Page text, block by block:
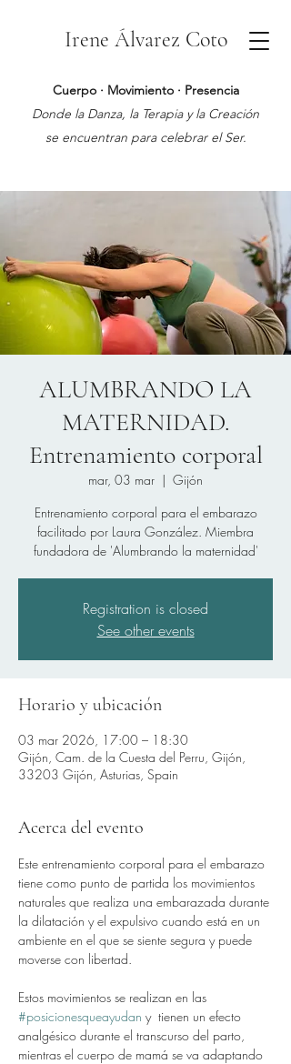
Irene Álvarez Coto
Cuerpo · Movimiento · Presencia
Donde la Danza, la Terapia y la Creación
se encuentran para celebrar el Ser.
ALUMBRANDO LA
MATERNIDAD.
Entrenamiento corporal
mar, 03 mar
  |
Gijón
Entrenamiento corporal para el embarazo
facilitado por Laura González. Miembra
fundadora de 'Alumbrando la maternidad'
Registration is closed
See other events
Horario y ubicación
03 mar 2026, 17:00 – 18:30
Gijón, Cam. de la Cuesta del Perru, Gijón,
33203 Gijón, Asturias, Spain
Acerca del evento
Este entrenamiento corporal para el embarazo
tiene como punto de partida los movimientos
naturales que realiza una embarazada durante
la dilatación y el expulsivo cuando está en un
ambiente en el que se siente segura y puede
moverse con libertad.
Estos movimientos se realizan en las
#posicionesqueayudan y  tienen un efecto
analgésico durante el transcurso del parto,
mientras el cuerpo de mamá se va adaptando